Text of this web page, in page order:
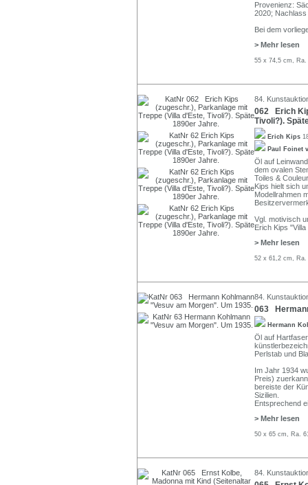
Provenienz:
2020;
Bei dem
> Mehr lesen
55 x 74,5 cm,
84.
062 Erich
Tivoli?).
Erich Kips
Paul Foinet
Öl auf
dem ovalen
Toiles &
Kips hielt sich
Modellrahmen
Vgl. motivisch
Erich Kips
> Mehr lesen
52 x 61,2 cm,
84.
063
Hermann
Öl auf
Perlstab und
Im Jahr 1934
Preis)
bereiste der
Sizilien.
Entsprechend
> Mehr lesen
50 x 65 cm, Ra.
84.